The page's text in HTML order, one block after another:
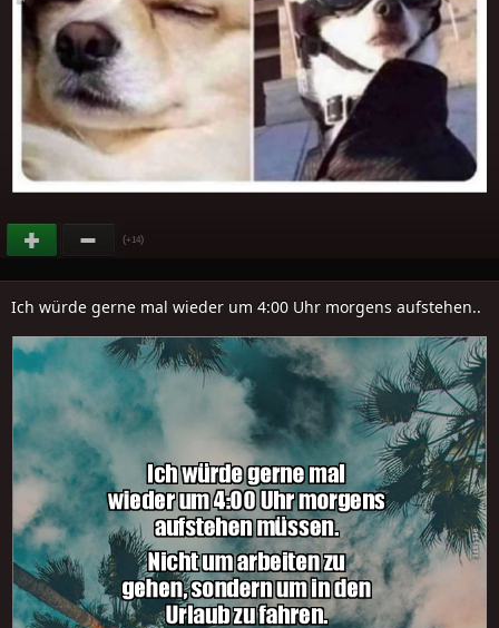
(+14)
Ich würde gerne mal wieder um 4:00 Uhr morgens aufstehen..